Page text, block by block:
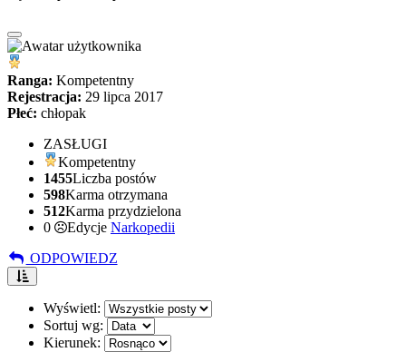
Ranga: Kompetentny
Rejestracja: 29 lipca 2017
Płeć: chłopak
ZASŁUGI
Kompetentny
1455Liczba postów
598Karma otrzymana
512Karma przydzielona
0
Edycje Narkopedii
ODPOWIEDZ
Wyświetl:
Sortuj wg:
Kierunek: